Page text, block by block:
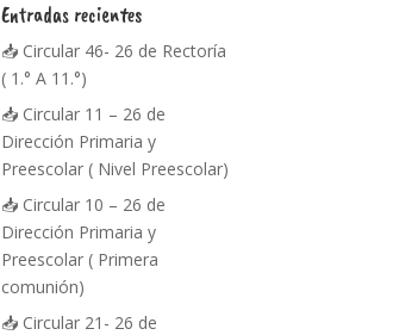
Entradas recientes
📥 Circular 46- 26 de Rectoría
( 1.° A 11.°)
📥 Circular 11 – 26 de
Dirección Primaria y
Preescolar ( Nivel Preescolar)
📥 Circular 10 – 26 de
Dirección Primaria y
Preescolar ( Primera
comunión)
📥 Circular 21- 26 de